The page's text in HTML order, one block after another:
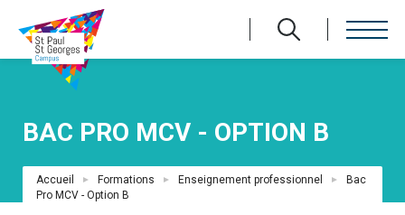
BAC PRO MCV - OPTION B
Fil
d'Ariane
Accueil Formations Enseignement professionnel
Bac
Pro MCV - Option B